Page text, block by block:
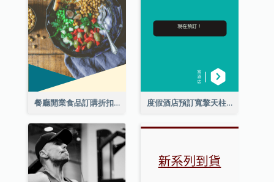
餐廳開業食品訂購折扣擎天柱廣告 度假酒店預訂寬擎天柱廣告